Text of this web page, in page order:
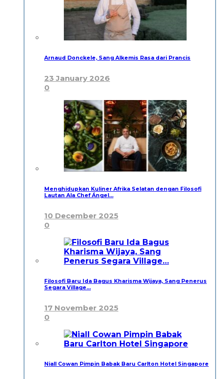
Arnaud Donckele, Sang Alkemis Rasa dari Prancis
23 January 2026
0
Menghidupkan Kuliner Afrika Selatan dengan Filosofi
Lautan Ala Chef Ángel…
10 December 2025
0
Filosofi Baru Ida Bagus Kharisma Wijaya, Sang Penerus
Segara Village…
17 November 2025
0
Niall Cowan Pimpin Babak Baru Carlton Hotel Singapore